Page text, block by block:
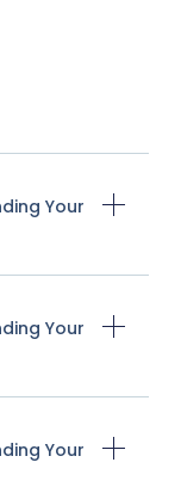
Your
Your
Your